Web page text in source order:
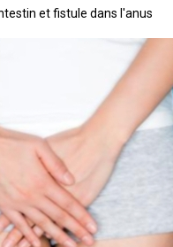
et fistule dans l'anus